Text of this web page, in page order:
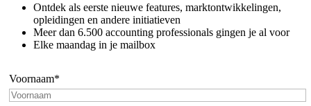
Ontdek als eerste nieuwe features, marktontwikkelingen,
opleidingen en andere initiatieven
Meer dan 6.500 accounting professionals gingen je al voor
Elke maandag in je mailbox
Voornaam*